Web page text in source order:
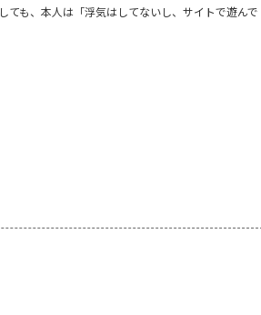
も、本人は「浮気はしてないし、サイトで遊んで